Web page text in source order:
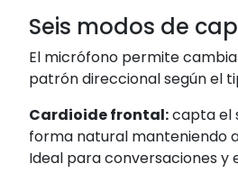
Seis modos de
El micrófono permite
patrón direccional según el
Cardioide frontal:capta el
forma natural manteniendo
Ideal para conversaciones y